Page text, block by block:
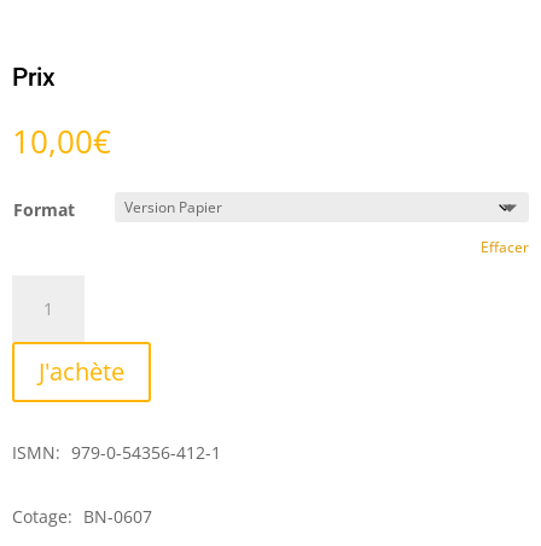
Prix
10,00€
Format
Effacer
Plain-
chant
pour
cathédrale
J'achète
ISMN: 979-0-54356-412-1
Cotage: BN-0607